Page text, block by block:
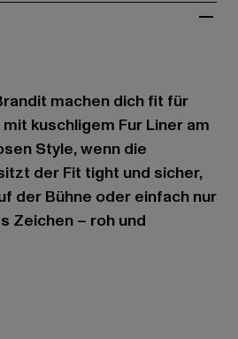
machen dich fit für
kuschligem Fur Liner am
Style, wenn die
der Fit tight und sicher,
der Bühne oder einfach nur
Zeichen – roh und